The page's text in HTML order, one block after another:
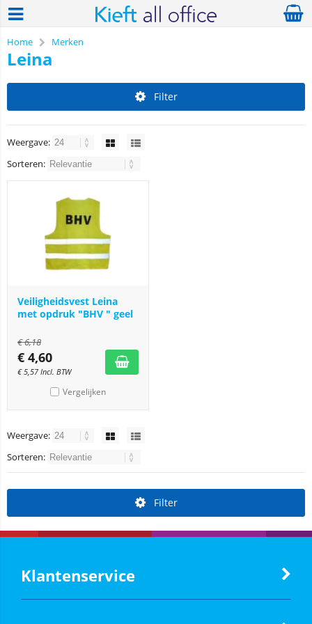
Home Merken
Leina
Filter
Weergave:
Sorteren:
Veiligheidsvest Leina
met opdruk "BHV " geel
€6,18
€ 4,60
€5,57 Incl. BTW
Vergelijken
Weergave:
Sorteren:
Filter
Klantenservice